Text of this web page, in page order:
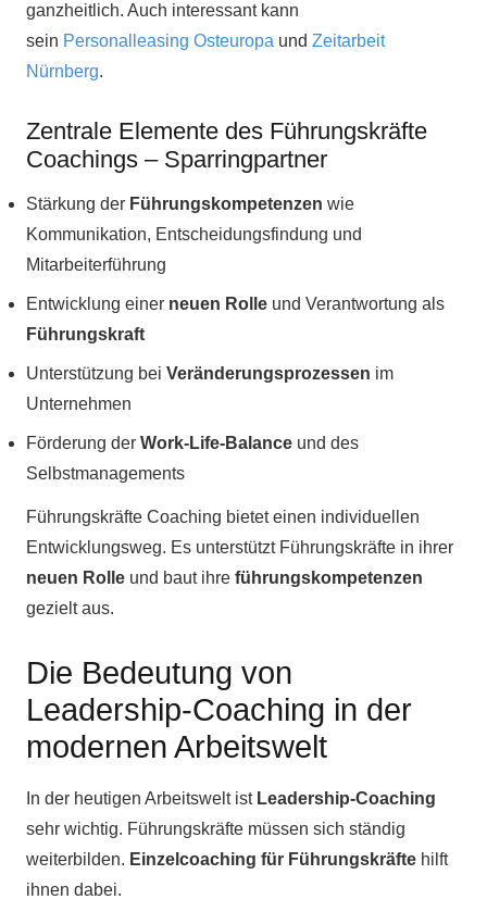
ganzheitlich. Auch interessant kann
sein Personalleasing Osteuropa und Zeitarbeit
Nürnberg.
Zentrale Elemente des Führungskräfte
Coachings – Sparringpartner
Stärkung der Führungskompetenzen wie
Kommunikation, Entscheidungsfindung und
Mitarbeiterführung
Entwicklung einer neuen Rolle und Verantwortung als
Führungskraft
Unterstützung bei Veränderungsprozessen im
Unternehmen
Förderung der Work-Life-Balance und des
Selbstmanagements
Führungskräfte Coaching bietet einen individuellen
Entwicklungsweg. Es unterstützt Führungskräfte in ihrer
neuen Rolle und baut ihre führungskompetenzen
gezielt aus.
Die Bedeutung von
Leadership-Coaching in der
modernen Arbeitswelt
In der heutigen Arbeitswelt ist Leadership-Coaching
sehr wichtig. Führungskräfte müssen sich ständig
weiterbilden. Einzelcoaching für Führungskräfte hilft
ihnen dabei.